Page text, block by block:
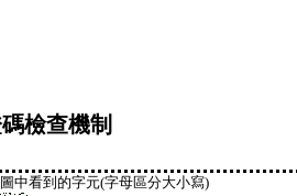
檢查機制
中看到的字元(字母區分大小寫)